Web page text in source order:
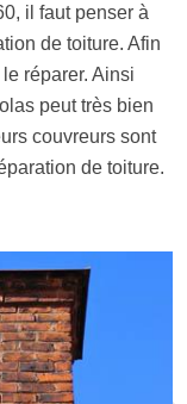
il faut penser à
de toiture. Afin
réparer. Ainsi
peut très bien
couvreurs sont
de toiture.